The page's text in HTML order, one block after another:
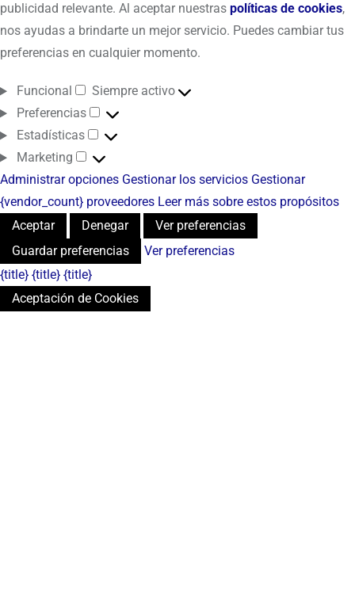
publicidad relevante. Al aceptar nuestras políticas de cookies,
nos ayudas a brindarte un mejor servicio. Puedes cambiar tus
preferencias en cualquier momento.
Funcional
Siempre activo
Preferencias
Estadísticas
Marketing
Administrar opciones Gestionar los servicios Gestionar
{vendor_count} proveedores Leer más sobre estos propósitos
Aceptar
Denegar
Ver preferencias
Guardar preferencias
Ver preferencias
{title} {title} {title}
Aceptación de Cookies